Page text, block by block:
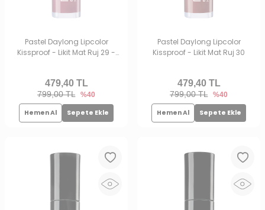
Pastel Daylong Lipcolor
Kissproof - Likit Mat Ruj 29 -
799,00 TL %40
479,40TL
Hemen Al Sepete Ekle
Pastel Daylong Lipcolor
Kissproof - Likit Mat Ruj 30
799,00 TL %40
479,40TL
Hemen Al Sepete Ekle